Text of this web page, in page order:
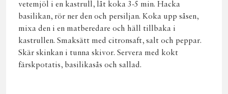
vetemjöl i en kastrull, låt koka 3-5 min. Hacka
basilikan, rör ner den och persiljan. Koka upp såsen,
mixa den i en matberedare och häll tillbaka i
kastrullen. Smaksätt med citronsaft, salt och peppar.
Skär skinkan i tunna skivor. Servera med kokt
färskpotatis, basilikasås och sallad.